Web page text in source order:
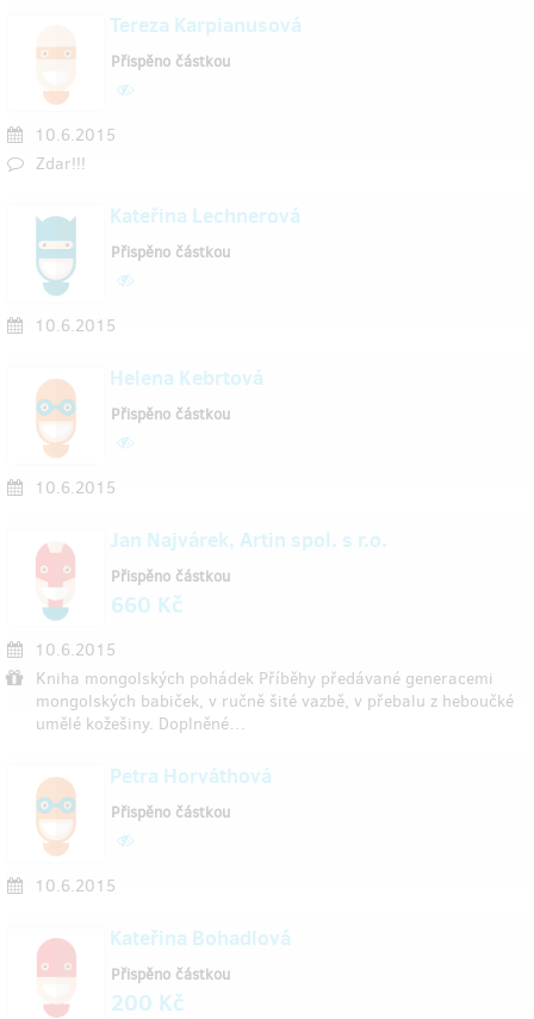
Tereza Karpianusová
10.6.2015
Zdar!!!
Přispěno částkou
Kateřina Lechnerová
10.6.2015
Přispěno částkou
Helena Kebrtová
10.6.2015
Přispěno částkou
Jan Najvárek, Artin spol. s r.o.
10.6.2015
Kniha mongolských pohádek Příběhy předávané generacemi
mongolských babiček, v ručně šité vazbě, v přebalu z heboučké
umělé kožešiny. Doplněné…
Přispěno částkou
660 Kč
Petra Horváthová
10.6.2015
Přispěno částkou
Kateřina Bohadlová
Přispěno částkou
200 Kč